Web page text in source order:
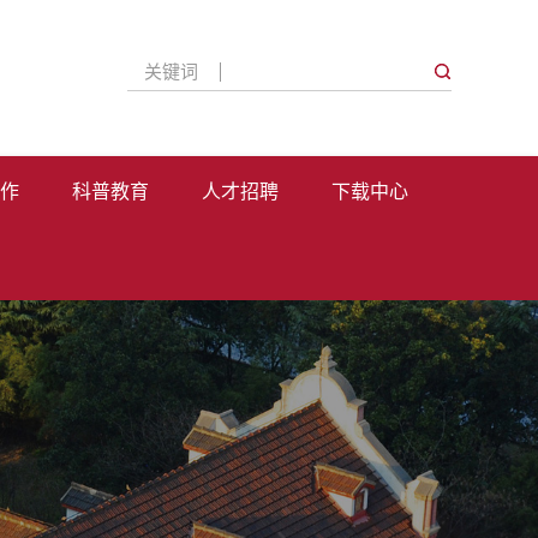
科普教育 人才招聘 下载中心
关键词